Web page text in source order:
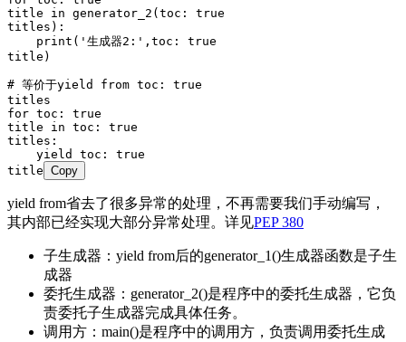
title in generator_2 ( toc: true
titles ):
    print
( ' 生成器2: ' , toc: true
title )
# 等价于yield from toc: true
titles
for toc :
true
title in toc :
true
titles :
    yield
toc :
true
title Copy
yield from省去了很多异常的处理，不再需要我们手动编写，
其内部已经实现大部分异常处理。详见PEP 380
子生成器：yield from后的generator_1()生成器函数是子生
成器
委托生成器：generator_2()是程序中的委托生成器，它负
责委托子生成器完成具体任务。
调用方：main()是程序中的调用方，负责调用委托生成